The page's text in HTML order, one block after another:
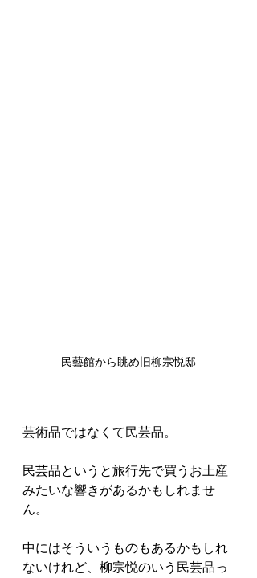
民藝館から眺め旧柳宗悦邸
芸術品ではなくて民芸品。
民芸品というと旅行先で買うお土産
みたいな響きがあるかもしれませ
ん。
中にはそういうものもあるかもしれ
ないけれど、柳宗悦のいう民芸品っ